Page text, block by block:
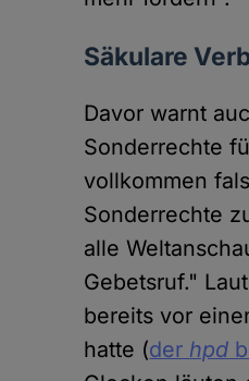
Säkulare
Davor warnt
Sonderrechte
vollkommen
Sonderrechte
alle
Gebetsruf."
bereits vor
hatte (der hpd